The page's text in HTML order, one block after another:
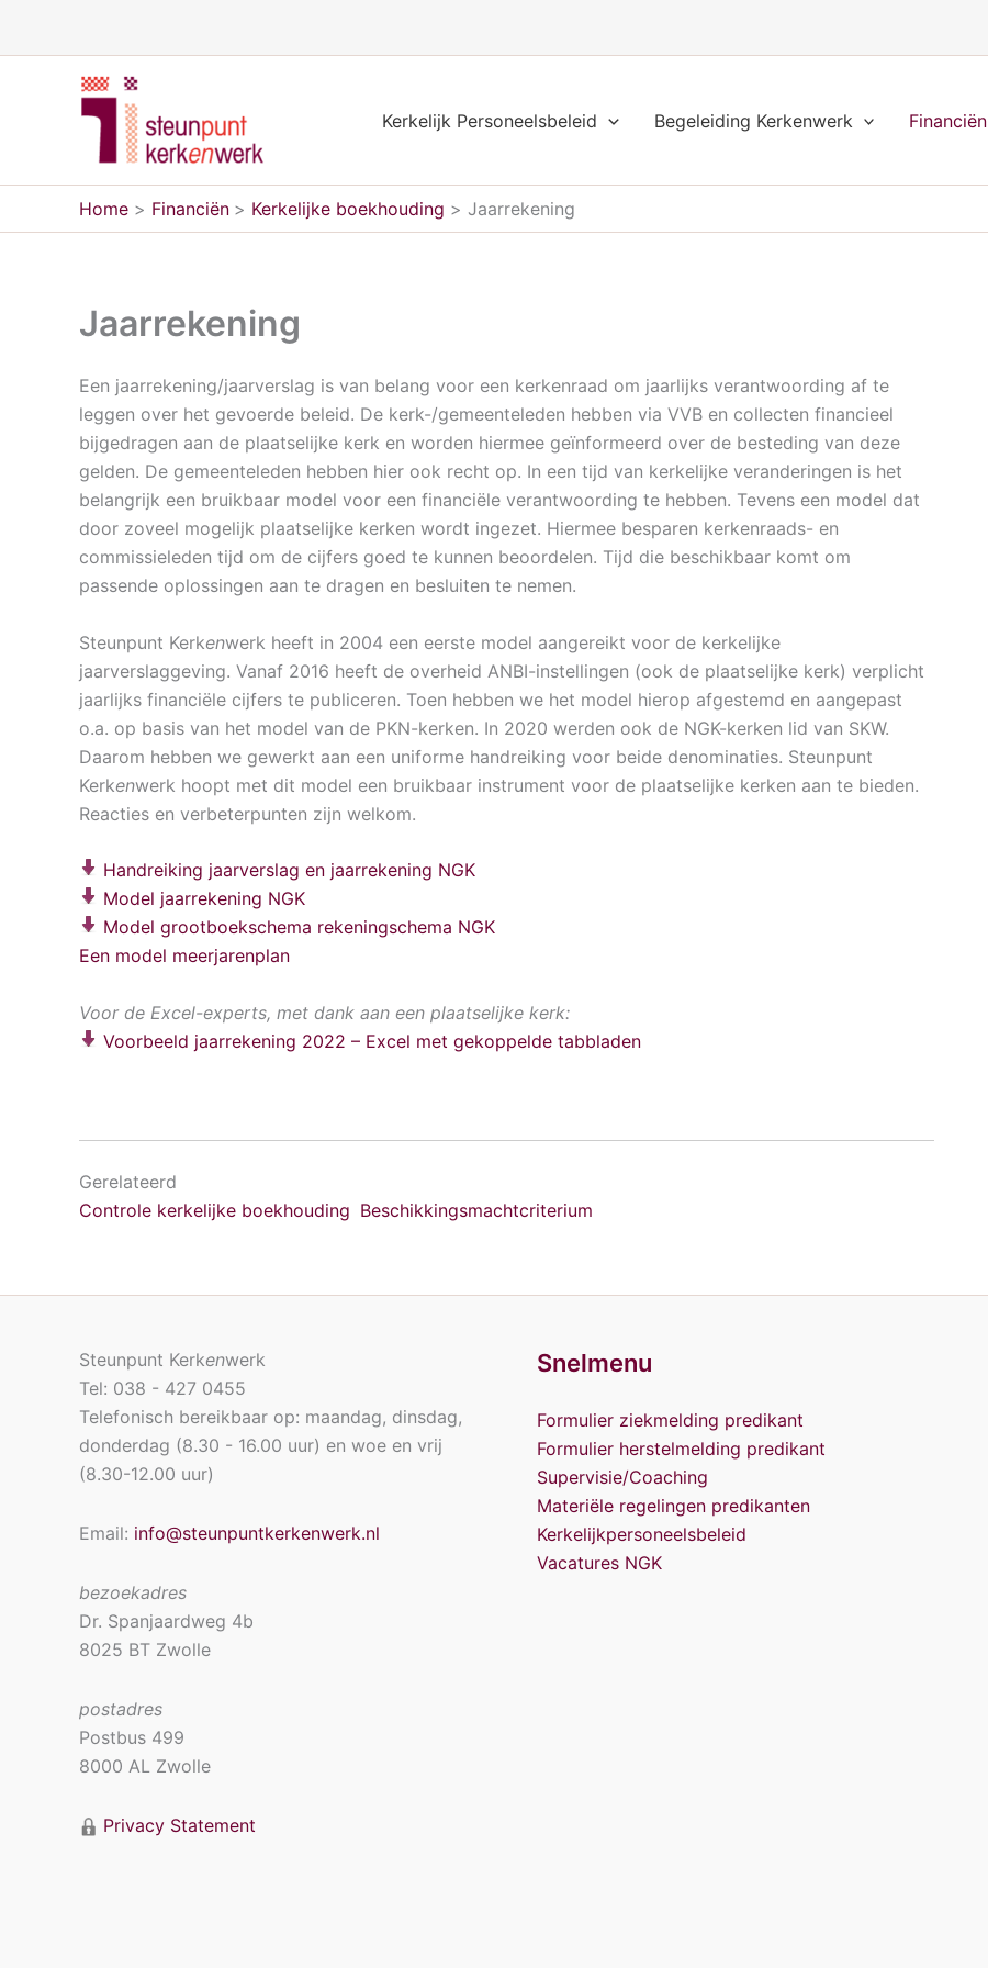
Kerkelijk Personeelsbeleid Begeleiding Kerkenwerk Financiën
Home Financiën Kerkelijke boekhouding Jaarrekening
Jaarrekening
Een jaarrekening/jaarverslag is van belang voor een kerkenraad om jaarlijks verantwoording af te
leggen over het gevoerde beleid. De kerk-/gemeenteleden hebben via VVB en collecten financieel
bijgedragen aan de plaatselijke kerk en worden hiermee geïnformeerd over de besteding van deze
gelden. De gemeenteleden hebben hier ook recht op. In een tijd van kerkelijke veranderingen is het
belangrijk een bruikbaar model voor een financiële verantwoording te hebben. Tevens een model dat
door zoveel mogelijk plaatselijke kerken wordt ingezet. Hiermee besparen kerkenraads- en
commissieleden tijd om de cijfers goed te kunnen beoordelen. Tijd die beschikbaar komt om
passende oplossingen aan te dragen en besluiten te nemen.
Steunpunt Kerkenwerk heeft in 2004 een eerste model aangereikt voor de kerkelijke
jaarverslaggeving. Vanaf 2016 heeft de overheid ANBI-instellingen (ook de plaatselijke kerk) verplicht
jaarlijks financiële cijfers te publiceren. Toen hebben we het model hierop afgestemd en aangepast
o.a. op basis van het model van de PKN-kerken. In 2020 werden ook de NGK-kerken lid van SKW.
Daarom hebben we gewerkt aan een uniforme handreiking voor beide denominaties. Steunpunt
Kerkenwerk hoopt met dit model een bruikbaar instrument voor de plaatselijke kerken aan te bieden.
Reacties en verbeterpunten zijn welkom.
Handreiking jaarverslag en jaarrekening NGK
Model jaarrekening NGK
Model grootboekschema rekeningschema NGK
Een model meerjarenplan
Voor de Excel-experts, met dank aan een plaatselijke kerk:
Voorbeeld jaarrekening 2022 – Excel met gekoppelde tabbladen
Gerelateerd
Controle kerkelijke boekhouding Beschikkingsmachtcriterium
Steunpunt Kerkenwerk
Tel: 038 - 427 0455
Telefonisch bereikbaar op: maandag, dinsdag,
donderdag (8.30 - 16.00 uur) en woe en vrij
(8.30-12.00 uur)
Email: info@steunpuntkerkenwerk.nl
bezoekadres
Dr. Spanjaardweg 4b
8025 BT Zwolle
postadres
Postbus 499
8000 AL Zwolle
Privacy Statement
Snelmenu
Formulier ziekmelding predikant
Formulier herstelmelding predikant
Supervisie/Coaching
Materiële regelingen predikanten
Kerkelijkpersoneelsbeleid
Vacatures NGK